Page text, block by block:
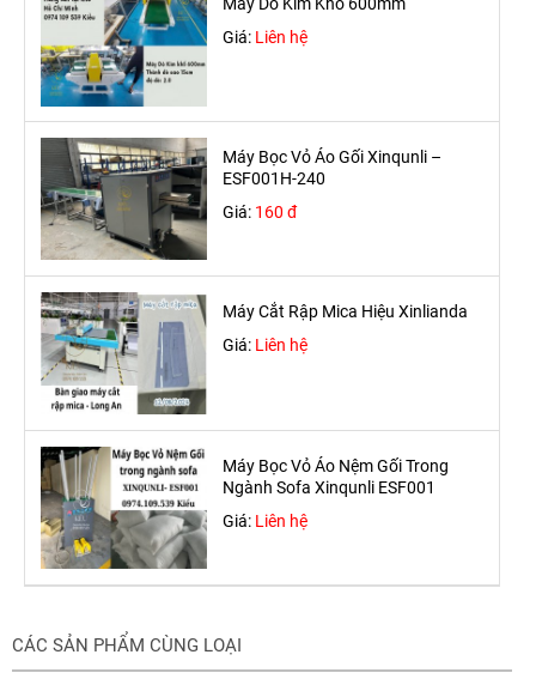
Giá: Liên hệ
Máy Bọc Vỏ Áo Gối Xinqunli –
ESF001H-240
Giá: 160 đ
Máy Cắt Rập Mica Hiệu Xinlianda
Giá: Liên hệ
Máy Bọc Vỏ Áo Nệm Gối Trong
Ngành Sofa Xinqunli ESF001
Giá: Liên hệ
CÁC SẢN PHẨM CÙNG LOẠI